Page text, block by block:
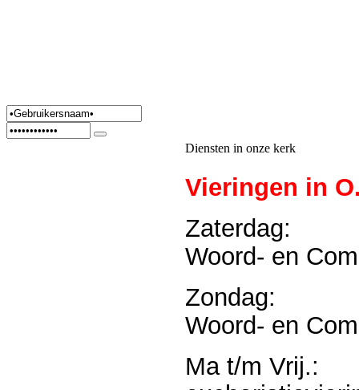
Diensten in onze kerk
Vieringen in
Zaterdag:
Woord- en
Zondag:
Woord- en
Ma t/m Vrij.: